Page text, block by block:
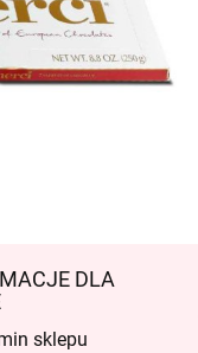
DLA
sklepu